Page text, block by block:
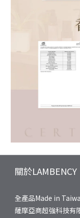
關於
全產品Made in
薩摩亞商超強科技有